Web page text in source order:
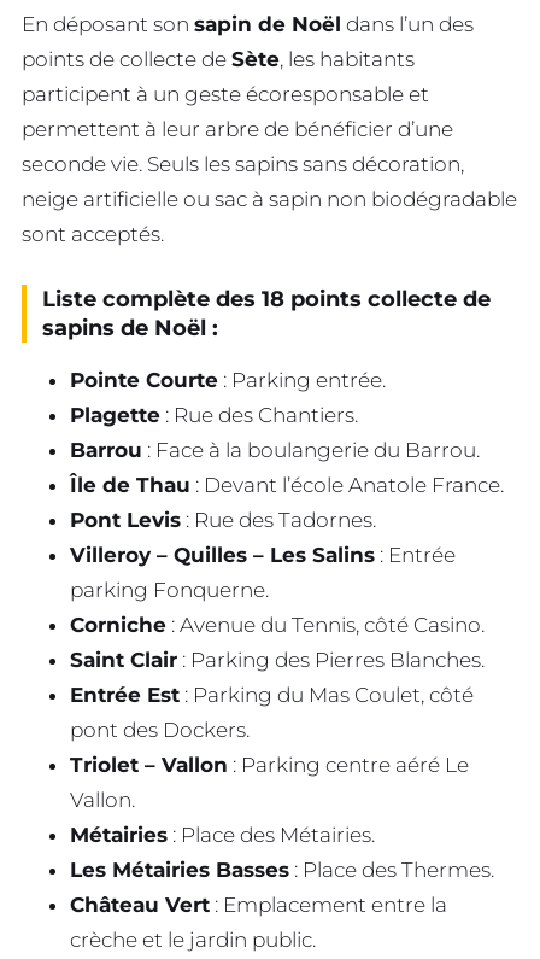
En déposant son sapin de Noël dans l’un des
points de collecte de Sète, les habitants
participent à un geste écoresponsable et
permettent à leur arbre de bénéficier d’une
seconde vie. Seuls les sapins sans décoration,
neige artificielle ou sac à sapin non biodégradable
sont acceptés.
Liste complète des 18 points collecte de
sapins de Noël :
Pointe Courte : Parking entrée.
Plagette : Rue des Chantiers.
Barrou : Face à la boulangerie du Barrou.
Île de Thau : Devant l’école Anatole France.
Pont Levis : Rue des Tadornes.
Villeroy – Quilles – Les Salins : Entrée
parking Fonquerne.
Corniche : Avenue du Tennis, côté Casino.
Saint Clair : Parking des Pierres Blanches.
Entrée Est : Parking du Mas Coulet, côté
pont des Dockers.
Triolet – Vallon : Parking centre aéré Le
Vallon.
Métairies : Place des Métairies.
Les Métairies Basses : Place des Thermes.
Château Vert : Emplacement entre la
crèche et le jardin public.